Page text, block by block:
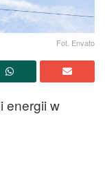
Fot. Envato
energii w